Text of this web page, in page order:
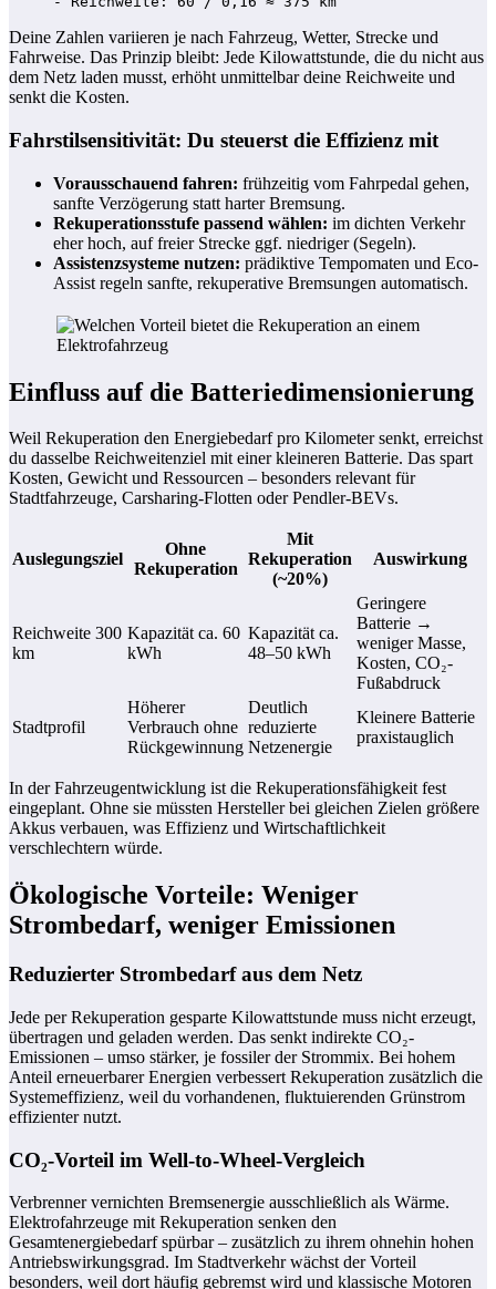
Deine Zahlen variieren je nach Fahrzeug, Wetter, Strecke und
Fahrweise. Das Prinzip bleibt: Jede Kilowattstunde, die du nicht aus
dem Netz laden musst, erhöht unmittelbar deine Reichweite und
senkt die Kosten.
Fahrstilsensitivität: Du steuerst die Effizienz mit
Vorausschauend fahren: frühzeitig vom Fahrpedal gehen,
sanfte Verzögerung statt harter Bremsung.
Rekuperationsstufe passend wählen: im dichten Verkehr
eher hoch, auf freier Strecke ggf. niedriger (Segeln).
Assistenzsysteme nutzen: prädiktive Tempomaten und Eco-
Assist regeln sanfte, rekuperative Bremsungen automatisch.
Einfluss auf die Batteriedimensionierung
Weil Rekuperation den Energiebedarf pro Kilometer senkt, erreichst
du dasselbe Reichweitenziel mit einer kleineren Batterie. Das spart
Kosten, Gewicht und Ressourcen – besonders relevant für
Stadtfahrzeuge, Carsharing-Flotten oder Pendler-BEVs.
Auslegungsziel
Ohne
Rekuperation
Mit
Rekuperation
(~20%)
Auswirkung
Reichweite 300
km
Kapazität ca. 60
kWh
Kapazität ca.
48–50 kWh
Geringere
Batterie →
weniger Masse,
Kosten, CO₂-
Fußabdruck
Stadtprofil
Höherer
Verbrauch ohne
Rückgewinnung
Deutlich
reduzierte
Netzenergie
Kleinere Batterie
praxistauglich
In der Fahrzeugentwicklung ist die Rekuperationsfähigkeit fest
eingeplant. Ohne sie müssten Hersteller bei gleichen Zielen größere
Akkus verbauen, was Effizienz und Wirtschaftlichkeit
verschlechtern würde.
Ökologische Vorteile: Weniger
Strombedarf, weniger Emissionen
Reduzierter Strombedarf aus dem Netz
Jede per Rekuperation gesparte Kilowattstunde muss nicht erzeugt,
übertragen und geladen werden. Das senkt indirekte CO₂-
Emissionen – umso stärker, je fossiler der Strommix. Bei hohem
Anteil erneuerbarer Energien verbessert Rekuperation zusätzlich die
Systemeffizienz, weil du vorhandenen, fluktuierenden Grünstrom
effizienter nutzt.
CO₂-Vorteil im Well-to-Wheel-Vergleich
Verbrenner vernichten Bremsenergie ausschließlich als Wärme.
Elektrofahrzeuge mit Rekuperation senken den
Gesamtenergiebedarf spürbar – zusätzlich zu ihrem ohnehin hohen
Antriebswirkungsgrad. Im Stadtverkehr wächst der Vorteil
besonders, weil dort häufig gebremst wird und klassische Motoren